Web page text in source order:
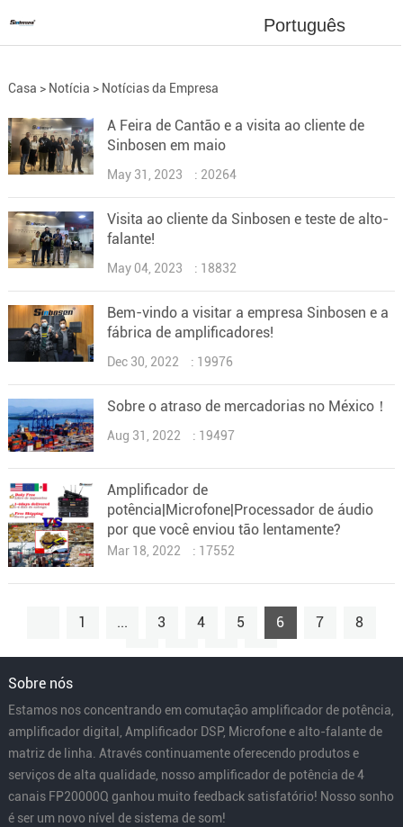
Português
Casa > Notícia > Notícias da Empresa
A Feira de Cantão e a visita ao cliente de
Sinbosen em maio
May 31, 2023 : 20264
Visita ao cliente da Sinbosen e teste de alto-
falante!
May 04, 2023 : 18832
Bem-vindo a visitar a empresa Sinbosen e a
fábrica de amplificadores!
Dec 30, 2022 : 19976
Sobre o atraso de mercadorias no México！
Aug 31, 2022 : 19497
Amplificador de
potência|Microfone|Processador de áudio
por que você enviou tão lentamente?
Mar 18, 2022 : 17552
1 ... 3 4 5 6 7
8
9
...
15
Sobre nós
Estamos nos concentrando em comutação amplificador de potência,
amplificador digital, Amplificador DSP, Microfone e alto-falante de
matriz de linha. Através continuamente oferecendo produtos e
serviços de alta qualidade, nosso amplificador de potência de 4
canais FP20000Q ganhou muito feedback satisfatório! Nosso sonho
é ser um novo nível de sistema de som!